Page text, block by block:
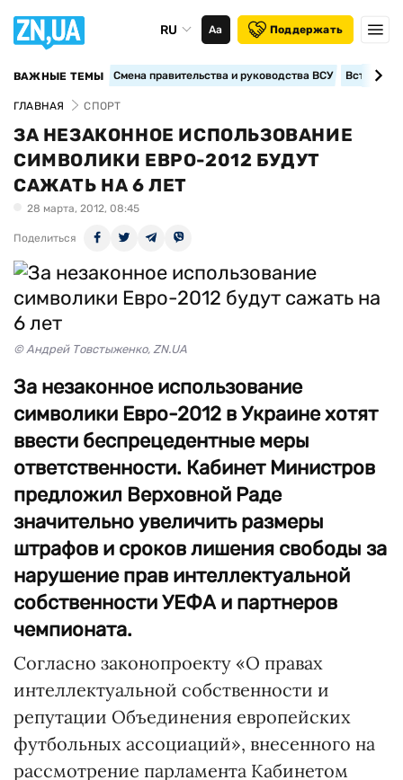
RU Аа Поддержать
ВАЖНЫЕ ТЕМЫ Смена правительства и руководства ВСУ
ГЛАВНАЯ СПОРТ
ЗА НЕЗАКОННОЕ ИСПОЛЬЗОВАНИЕ
СИМВОЛИКИ ЕВРО-2012 БУДУТ
САЖАТЬ НА 6 ЛЕТ
28 марта, 2012, 08:45
Поделиться
© Андрей Товстыженко, ZN.UA
За незаконное использование
символики Евро-2012 в Украине хотят
ввести беспрецедентные меры
ответственности. Кабинет Министров
предложил Верховной Раде
значительно увеличить размеры
штрафов и сроков лишения свободы за
нарушение прав интеллектуальной
собственности УЕФА и партнеров
чемпионата.
Согласно законопроекту «О правах
интеллектуальной собственности и
репутации Объединения европейских
футбольных ассоциаций», внесенного на
рассмотрение парламента Кабинетом